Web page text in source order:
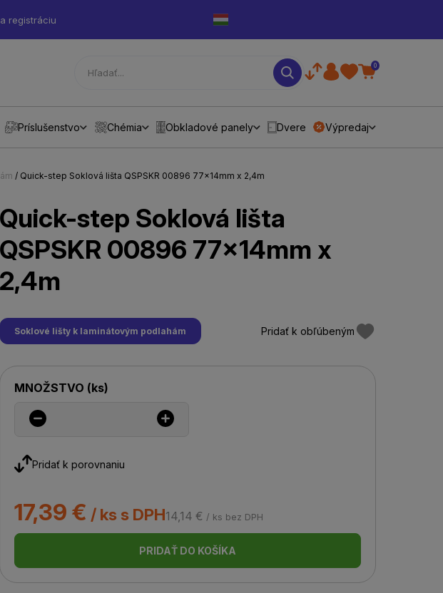
registráciu
0
Príslušenstvo Chémia Obkladové panely Dvere Výpredaj
/ Quick-step Soklová lišta QSPSKR 00896 77x14mm x 2,4m
Quick-step Soklová lišta
QSPSKR 00896 77x14mm x
2,4m
Soklové lišty k laminátovým podlahám Pridať k obľúbeným
MNOŽSTVO (ks)
Pridať k porovnaniu
17,39 € / ks s DPH14,14 € / ks bez DPH
PRIDAŤ DO KOŠÍKA